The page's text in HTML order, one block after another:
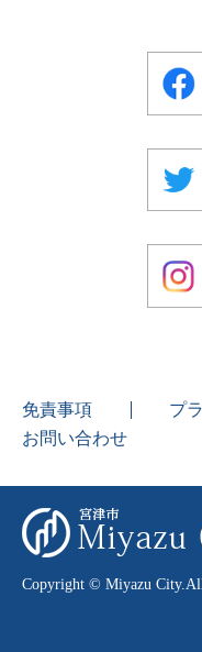
免責事項
プ
お問い合わせ
Copyright © Miyazu City.All